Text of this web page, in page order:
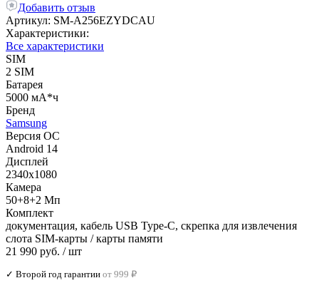
Добавить отзыв
Артикул: SM-A256EZYDCAU
Характеристики:
Все характеристики
SIM
2 SIM
Батарея
5000 мА*ч
Бренд
Samsung
Версия ОС
Android 14
Дисплей
2340x1080
Камера
50+8+2 Мп
Комплект
документация, кабель USB Type-C, скрепка для извлечения
слота SIM-карты / карты памяти
21 990 руб. / шт
✓ Второй год гарантии от 999 ₽